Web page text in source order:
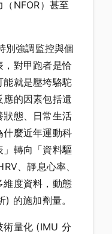
NFOR）甚至
別強調監控與個
，對甲跑者是恰
能就是壓垮駱駝
應的因素包括遺
狀態、日常生活
什麼近年運動科
」轉向「資料驅
、靜息心率、
維度資料，動態
的施加劑量。
術量化 (IMU 分